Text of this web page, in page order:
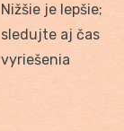
Nižšie je lepšie;
sledujte aj čas
vyriešenia